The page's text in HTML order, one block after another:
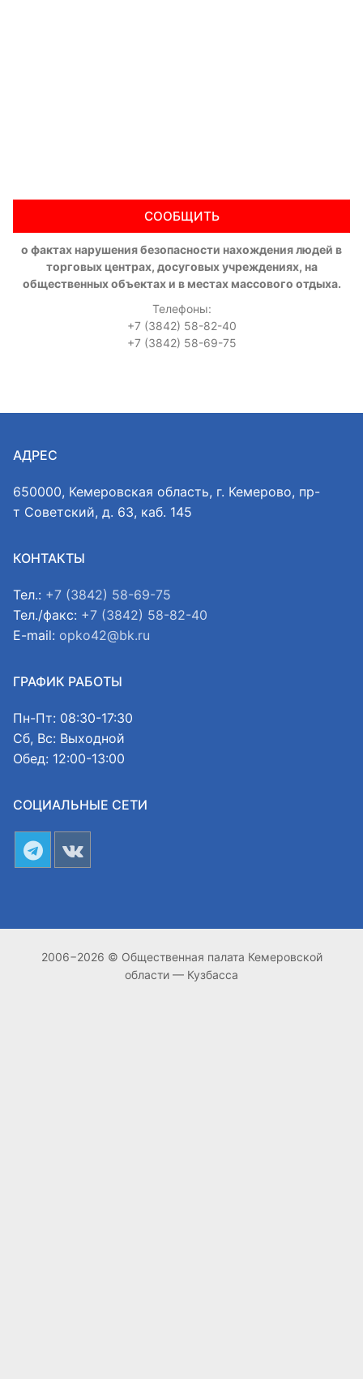
СООБЩИТЬ
о фактах нарушения безопасности нахождения людей в
торговых центрах, досуговых учреждениях, на
общественных объектах и в местах массового отдыха.
Телефоны:
+7 (3842) 58-82-40
+7 (3842) 58-69-75
АДРЕС
650000, Кемеровская область, г. Кемерово, пр-
т Советский, д. 63, каб. 145
КОНТАКТЫ
Тел.: +7 (3842) 58-69-75
Тел./факс: +7 (3842) 58-82-40
E-mail: opko42@bk.ru
ГРАФИК РАБОТЫ
Пн-Пт: 08:30-17:30
Сб, Вс: Выходной
Обед: 12:00-13:00
СОЦИАЛЬНЫЕ СЕТИ
2006−2026 © Общественная палата Кемеровской
области — Кузбасса